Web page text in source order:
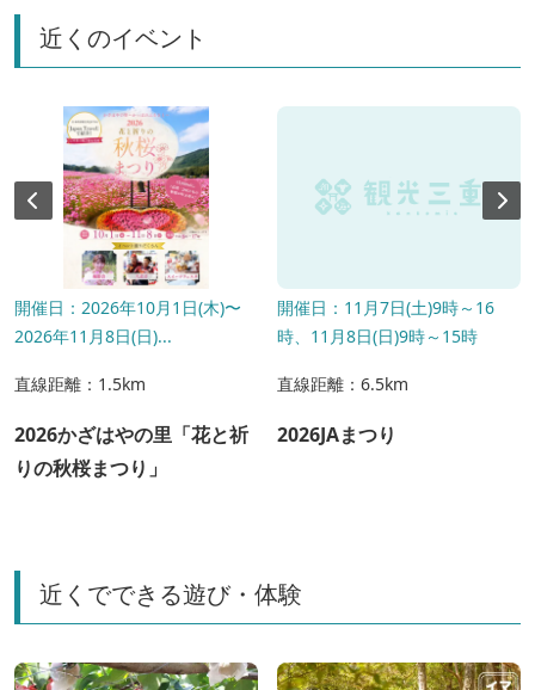
近くのイベント
開催日：2026年10月1日(木)〜
2026年11月8日(日)...
直線距離：1.5km
2026かざはやの里「花と祈
りの秋桜まつり」
開催日：11月7日(土)9時～16
時、11月8日(日)9時～15時
直線距離：6.5km
2026JAまつり
近くでできる遊び・体験